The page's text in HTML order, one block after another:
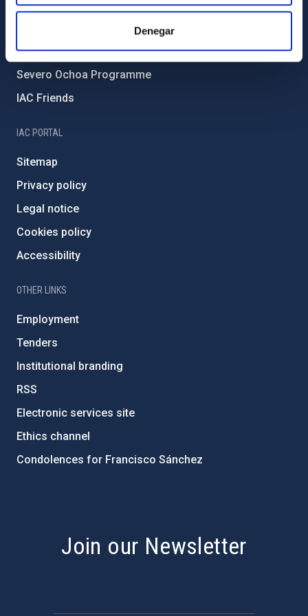
Denegar
Forever IAC
External funding
Severo Ochoa Programme
IAC Friends
IAC PORTAL
Sitemap
Privacy policy
Legal notice
Cookies policy
Accessibility
OTHER LINKS
Employment
Tenders
Institutional branding
RSS
Electronic services site
Ethics channel
Condolences for Francisco Sánchez
Join our Newsletter